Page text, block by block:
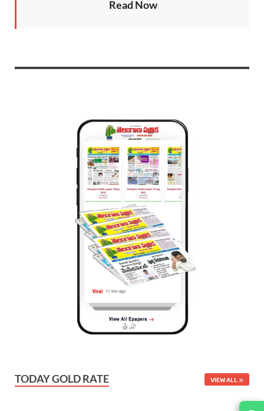
Read Now
TODAY GOLD RATE VIEW ALL